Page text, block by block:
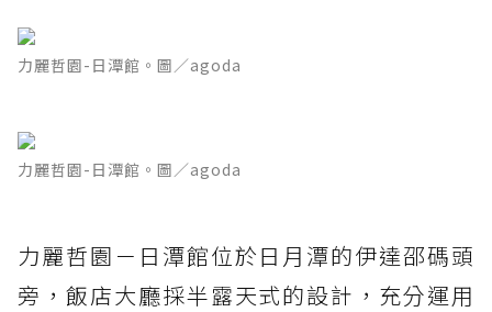
力麗哲園-日潭館。圖／agoda
力麗哲園-日潭館。圖／agoda
力麗哲園－日潭館位於日月潭的伊達邵碼頭
旁，飯店大廳採半露天式的設計，充分運用